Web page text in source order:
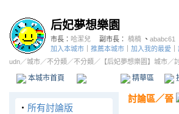
后妃夢想樂園
市長： 哈潔兒 副市長： 楠楠 、 ababc61
加入本城市
推薦本城市 加入我的最愛
udn／城市／不分類 ／不分類 ／ 【后妃夢想樂園】城市／
本城市首頁 精華區
‧ 所有討論版
討論區／晉